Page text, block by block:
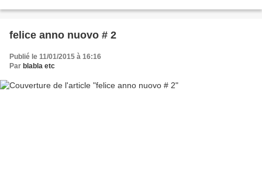
felice anno nuovo # 2
Publié le 11/01/2015 à 16:16
Par blabla etc